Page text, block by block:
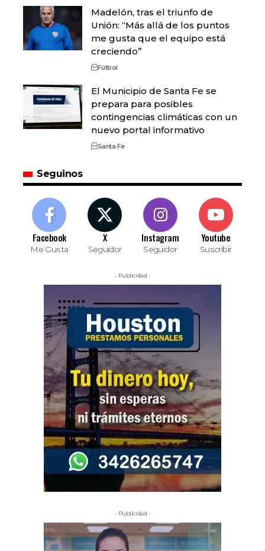
Madelón, tras el triunfo de
Unión: “Más allá de los puntos
me gusta que el equipo está
creciendo”
Fútbol
El Municipio de Santa Fe se
prepara para posibles
contingencias climáticas con un
nuevo portal informativo
Santa Fe
Seguinos
Facebook
Me Gusta
X
Seguidor
Instagram
Seguidor
Youtube
Suscribir
- Publicidad -
- Publicidad -